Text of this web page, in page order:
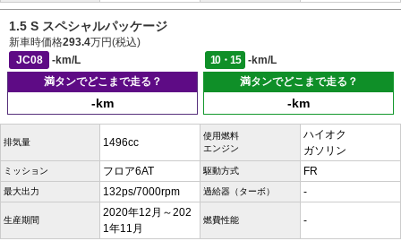
1.5 S スペシャルパッケージ
新車時価格293.4万円(税込)
JC08
-km/L 10・15
-km/L
満タンでどこまで走る？
-km
満タンでどこまで走る？
-km
排気量 1496cc
使用燃料
エンジン
ハイオク
ガソリン
ミッション フロア6AT 駆動方式 FR
最大出力 132ps/7000rpm 過給器（ターボ） -
生産期間
2020年12月～202
1年11月
燃費性能 -